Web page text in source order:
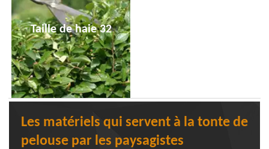
Taille de haie 32
Les matériels qui servent à la tonte de
pelouse par les paysagistes